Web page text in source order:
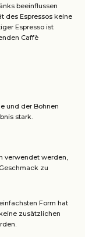
beeinflussen
des Espressos keine
Espresso ist
Caffè
und der Bohnen
stark.
verwendet werden,
zu
Form hat
zusätzlichen